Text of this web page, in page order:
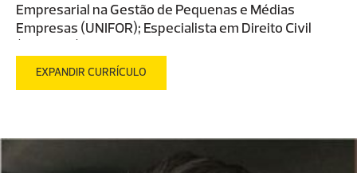
Empresarial na Gestão de Pequenas e Médias
Empresas (UNIFOR); Especialista em Direito Civil
(UNIFOR); Advogado.
EXPANDIR CURRÍCULO